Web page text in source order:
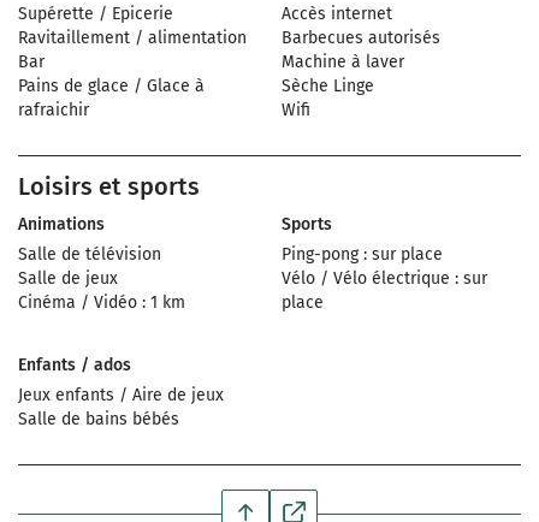
Supérette / Epicerie
Ravitaillement / alimentation
Bar
Pains de glace / Glace à
rafraichir
Accès internet
Barbecues autorisés
Machine à laver
Sèche Linge
Wifi
Loisirs et sports
Animations
Salle de télévision
Salle de jeux
Cinéma / Vidéo : 1 km
Sports
Ping-pong : sur place
Vélo / Vélo électrique : sur
place
Enfants / ados
Jeux enfants / Aire de jeux
Salle de bains bébés